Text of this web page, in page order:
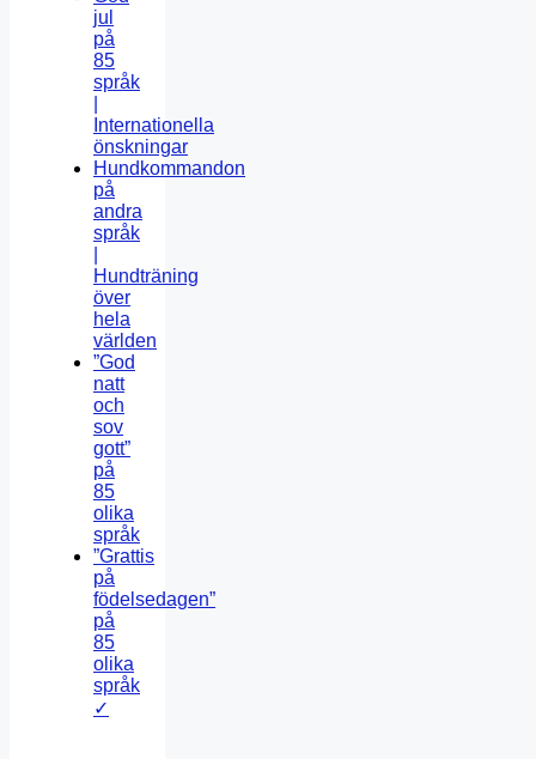
jul
på
85
språk
Internationella
önskningar
Hundkommandon
på
andra
språk
Hundträning
över
hela
världen
”God
natt
och
sov
gott”
på
85
olika
språk
”Grattis
på
födelsedagen”
på
85
olika
språk
✓